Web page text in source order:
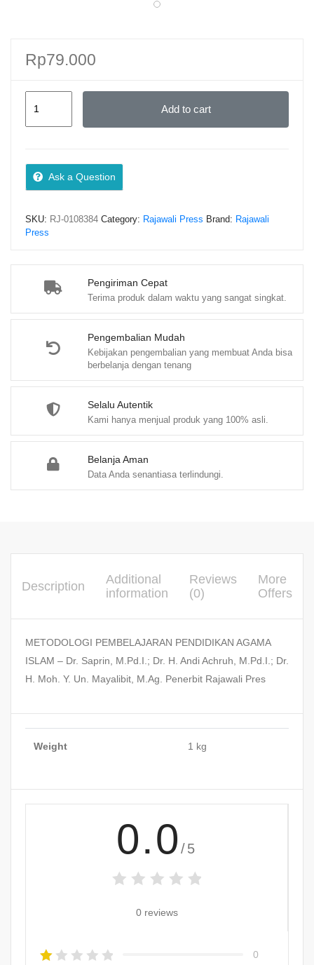
Pengiriman Cepat
Terima produk dalam waktu yang sangat singkat.
Pengembalian Mudah
Kebijakan pengembalian yang membuat Anda bisa
berbelanja dengan tenang
Selalu Autentik
Kami hanya menjual produk yang 100% asli.
Belanja Aman
Data Anda senantiasa terlindungi.
Rp79.000
ISLAM
–
Saprin,
quantity
Add to cart
Ask a Question
SKU: RJ-0108384 Category: Rajawali Press Brand: Rajawali
Press
Description
Additional
information
Reviews
(0)
More
Offers
METODOLOGI PEMBELAJARAN PENDIDIKAN AGAMA
ISLAM – Dr. Saprin, M.Pd.I.; Dr. H. Andi Achruh, M.Pd.I.; Dr.
H. Moh. Y. Un. Mayalibit, M.Ag. Penerbit Rajawali Pres
Weight 1 kg
0.0 /5
0 reviews
0